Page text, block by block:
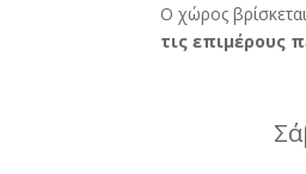
Ο χώρος
τις επιμέρους